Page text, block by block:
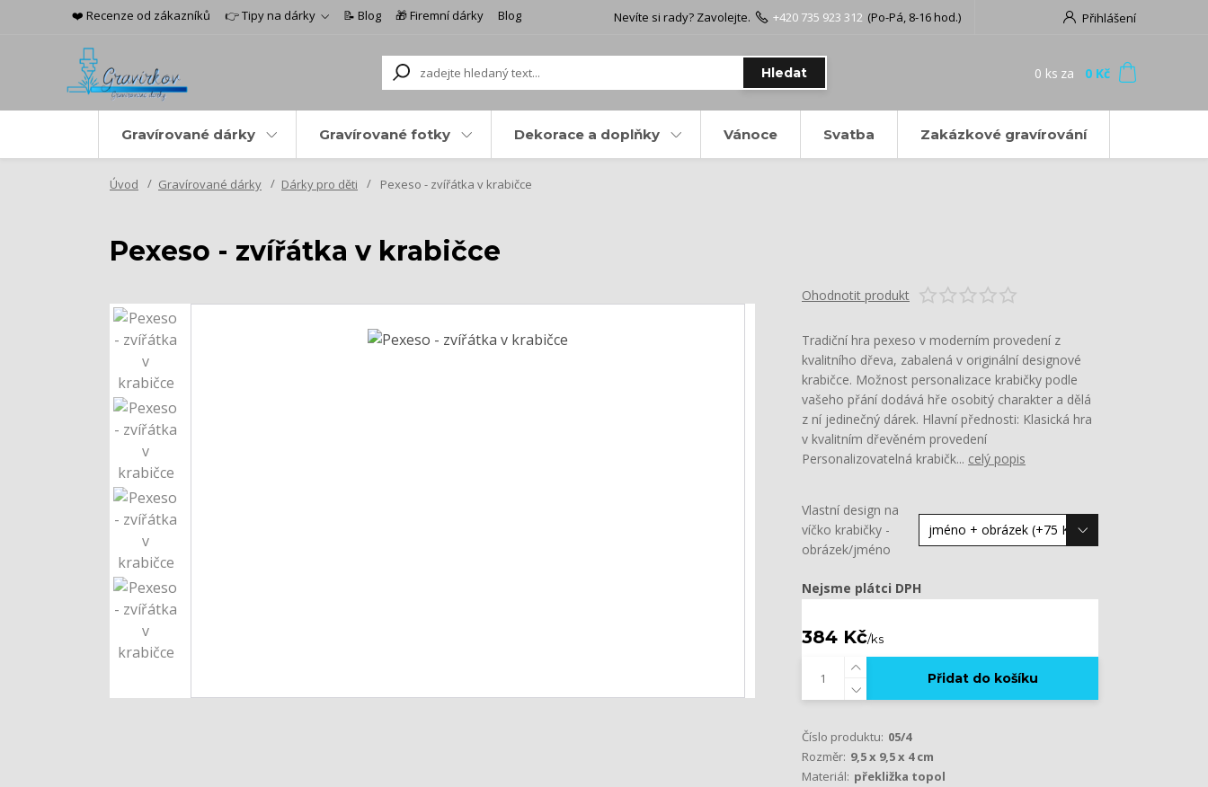
❤️ Recenze od zákazníků 👉 Tipy na dárky 📝 Blog 🎁 Firemní dárky Blog Přihlášení
Hledat
Nevíte si rady? Zavolejte. +420 735 923 312 (Po-Pá, 8-16 hod.)
0 ks za 0 Kč
Gravírované dárky Gravírované fotky Dekorace a doplňky Vánoce Svatba Zakázkové gravírování
Úvod Gravírované dárky Dárky pro děti Pexeso - zvířátka v krabičce
Pexeso - zvířátka v krabičce
Ohodnotit produkt
Tradiční hra pexeso v moderním provedení z
kvalitního dřeva, zabalená v originální designové
krabičce. Možnost personalizace krabičky podle
vašeho přání dodává hře osobitý charakter a dělá
z ní jedinečný dárek. Hlavní přednosti: Klasická hra
v kvalitním dřevěném provedení
Personalizovatelná krabičk... celý popis
Vlastní design na
víčko krabičky -
obrázek/jméno
Nejsme plátci DPH
384 Kč/ks
Přidat do košíku
Číslo produktu: 05/4
Rozměr: 9,5 x 9,5 x 4 cm
Materiál: překližka topol